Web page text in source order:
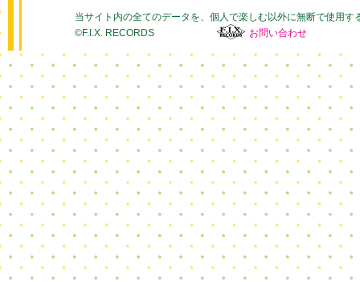
当サイト内の全てのデータを、個人で楽しむ以外に無断で使用す
©F.I.X. RECORDS
お問い合わせ